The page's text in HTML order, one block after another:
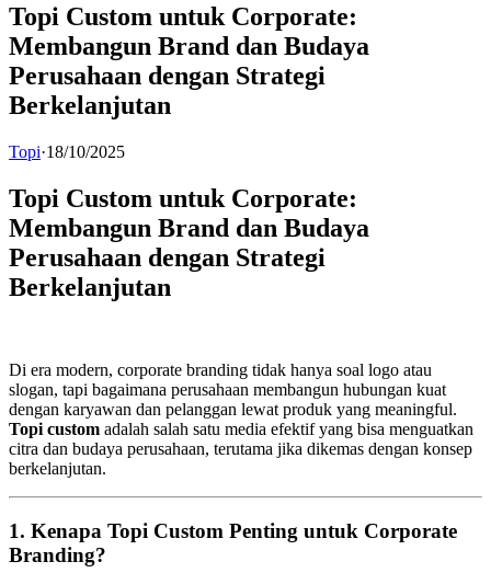
Topi Custom untuk Corporate:
Membangun Brand dan Budaya
Perusahaan dengan Strategi
Berkelanjutan
Topi·18/10/2025
Topi Custom untuk Corporate:
Membangun Brand dan Budaya
Perusahaan dengan Strategi
Berkelanjutan
Di era modern, corporate branding tidak hanya soal logo atau
slogan, tapi bagaimana perusahaan membangun hubungan kuat
dengan karyawan dan pelanggan lewat produk yang meaningful.
Topi custom adalah salah satu media efektif yang bisa menguatkan
citra dan budaya perusahaan, terutama jika dikemas dengan konsep
berkelanjutan.
1. Kenapa Topi Custom Penting untuk Corporate
Branding?